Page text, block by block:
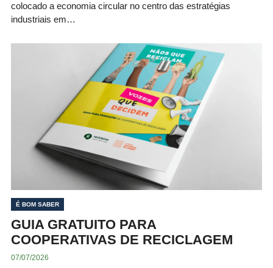
colocado a economia circular no centro das estratégias
industriais em…
É BOM SABER
GUIA GRATUITO PARA
COOPERATIVAS DE RECICLAGEM
07/07/2026